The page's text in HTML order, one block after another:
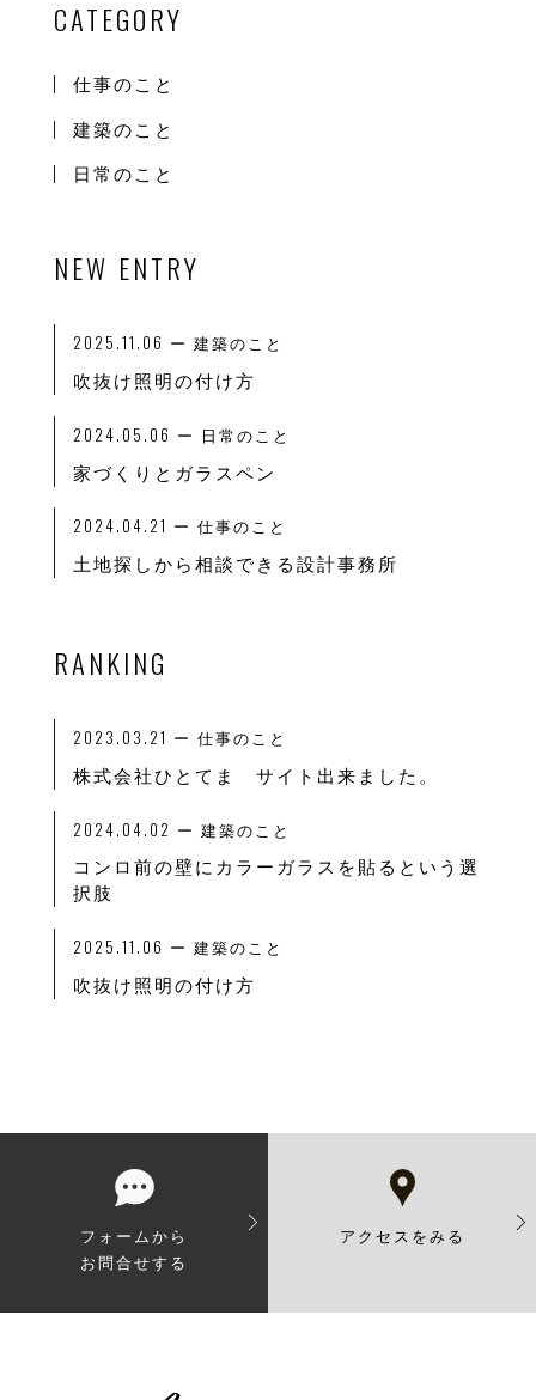
CATEGORY
仕事のこと
建築のこと
日常のこと
NEW ENTRY
2025.11.06 ー 建築のこと
吹抜け照明の付け方
2024.05.06 ー 日常のこと
家づくりとガラスペン
2024.04.21 ー 仕事のこと
土地探しから相談できる設計事務所
RANKING
2023.03.21 ー 仕事のこと
株式会社ひとてま サイト出来ました。
2024.04.02 ー 建築のこと
コンロ前の壁にカラーガラスを貼るという選
択肢
2025.11.06 ー 建築のこと
吹抜け照明の付け方
フォームから
お問合せする
アクセスをみる